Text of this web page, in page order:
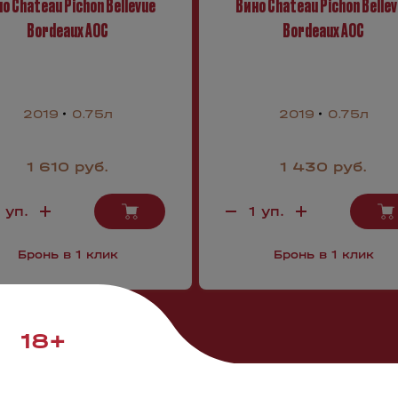
Bordeaux AOC
2019 0.75л
1 610 руб.
Бронь в 1 клик
Bordeaux AOC
2019 0.75л
1 430 руб.
Бронь в 1 клик
18+